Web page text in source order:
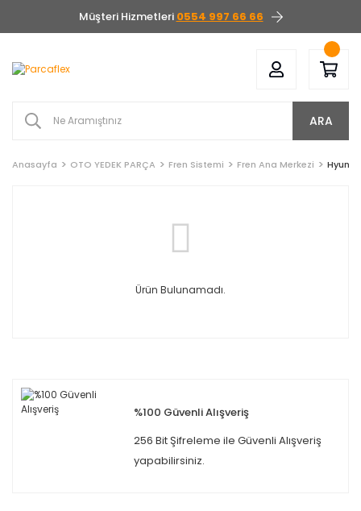
Müşteri Hizmetleri 0554 997 66 66
ARA
Anasayfa OTO YEDEK PARÇA Fren Sistemi Fren Ana Merkezi
Ürün Bulunamadı.
%100 Güvenli Alışveriş
256 Bit Şifreleme ile Güvenli Alışveriş
yapabilirsiniz.